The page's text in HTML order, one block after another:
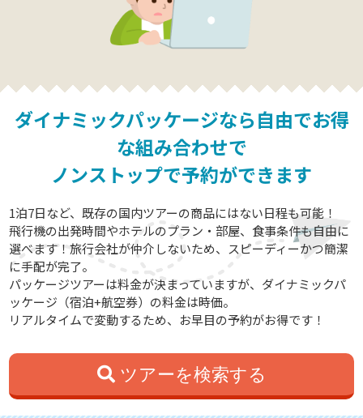
ダイナミックパッケージなら自由でお得
な組み合わせで
ノンストップで予約ができます
1泊7日など、既存の国内ツアーの商品にはない日程も可能！
飛行機の出発時間やホテルのプラン・部屋、食事条件も自由に
選べます！旅行会社が仲介しないため、スピーディーかつ簡潔
に手配が完了。
パッケージツアーは料金が決まっていますが、ダイナミックパ
ッケージ（宿泊+航空券）の料金は時価。
リアルタイムで変動するため、お早目の予約がお得です！
ツアーを検索する